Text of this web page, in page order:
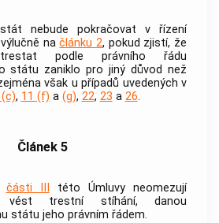
stát nebude pokračovat v řízení
načlánku 2, pokud zjistí, že
podle právního řádu
státu zaniklo pro jiný důvod než
však u případů uvedených v
, 11 (f) a (g), 22, 23 a 26.
Článek 5
části III této Úmluvy neomezují
vést trestní stíhání, danou
státu jeho právním řádem.